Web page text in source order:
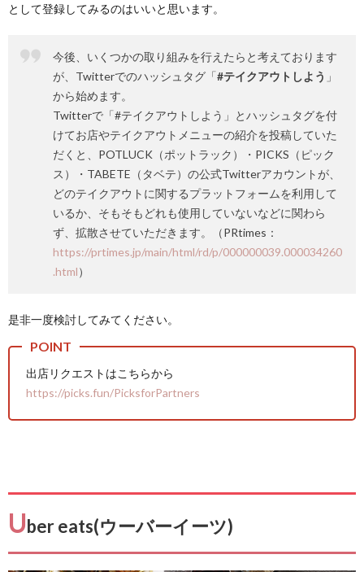
として登録してみるのはいいと思います。
今後、いくつかの取り組みを行えたらと考えております
が、Twitterでのハッシュタグ「#テイクアウトしよう 」
から始めます。
Twitterで「#テイクアウトしよう」とハッシュタグを付
けてお店やテイクアウトメニューの紹介を投稿していた
だくと、POTLUCK（ポットラック）・PICKS（ピック
ス）・TABETE（タベテ）の公式Twitterアカウントが、
どのテイクアウトに関するプラットフォームを利用して
いるか、そもそもどれも使用していないなどに関わら
ず、拡散させていただきます。（PRtimes：
https://prtimes.jp/main/html/rd/p/000000039.000034260
.html）
是非一度検討してみてください。
出店リクエストはこちらから
https://picks.fun/PicksforPartners
Uber eats(ウーバーイーツ)